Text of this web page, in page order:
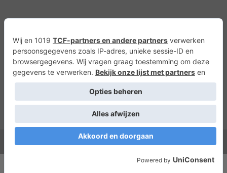
Privacyverklaring
Cookies
Copyright 2026 ©Lots of Molly